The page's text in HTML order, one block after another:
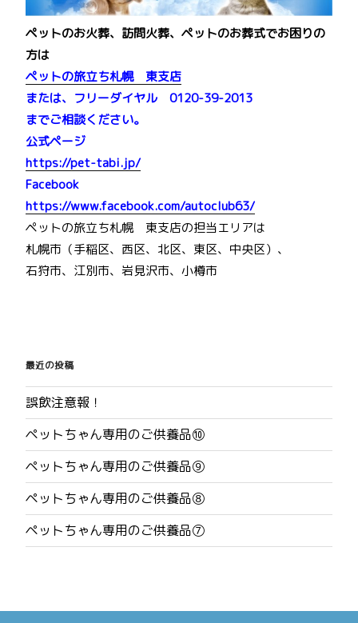
ペットのお火葬、訪問火葬、ペットのお葬式でお困りの
方は
ペットの旅立ち札幌 東支店
または、フリーダイヤル 0120-39-2013
までご相談ください。
公式ページ
https://pet-tabi.jp/
Facebook
https://www.facebook.com/autoclub63/
ペットの旅立ち札幌 東支店の担当エリアは
札幌市（手稲区、西区、北区、東区、中央区）、
石狩市、江別市、岩見沢市、小樽市
稿
ナ
ビ
ゲ
ー
シ
最近の投稿
誤飲注意報！
ペットちゃん専用のご供養品⑩
ペットちゃん専用のご供養品⑨
ペットちゃん専用のご供養品⑧
ペットちゃん専用のご供養品⑦